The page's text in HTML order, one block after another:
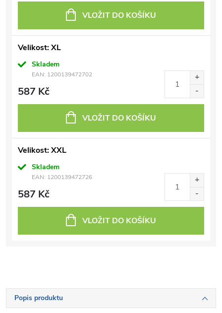
VLOŽIT DO KOŠÍKU
Velikost: XL
Skladem
EAN: 1200139472702
587 Kč
VLOŽIT DO KOŠÍKU
Velikost: XXL
Skladem
EAN: 1200139472726
587 Kč
VLOŽIT DO KOŠÍKU
Popis produktu